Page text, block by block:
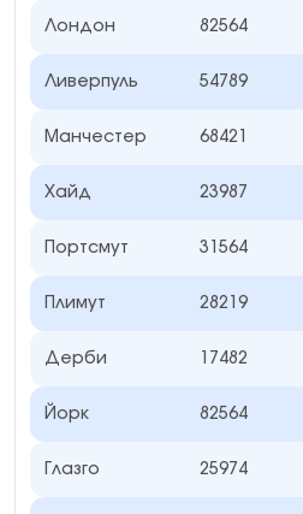
Лондон 82564
Ливерпуль 54789
Манчестер 68421
Хайд 23987
Портсмут 31564
Плимут 28219
Дерби 17482
Йорк 82564
Глазго 25974